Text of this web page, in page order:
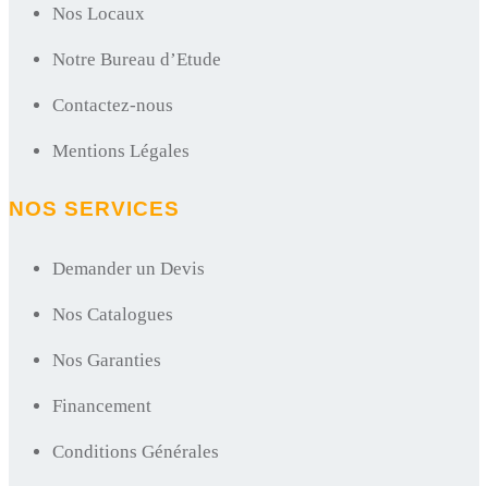
Nos Locaux
Notre Bureau d’Etude
Contactez-nous
Mentions Légales
NOS SERVICES
Demander un Devis
Nos Catalogues
Nos Garanties
Financement
Conditions Générales